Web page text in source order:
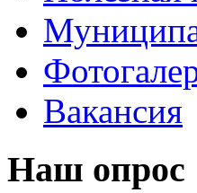
Вакансия
Наш опрос